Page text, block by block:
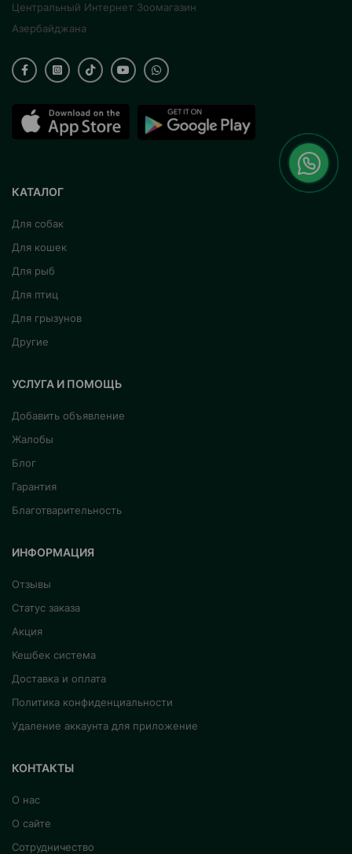
Центральный Интернет Зоомагазин
Азербайджана
КАТАЛОГ
Для собак
Для кошек
Для рыб
Для птиц
Для грызунов
Другие
УСЛУГА И ПОМОЩЬ
Добавить объявление
Жалобы
Блог
Гарантия
Благотварительность
ИНФОРМАЦИЯ
Отзывы
Статус заказа
Акция
Кешбек система
Доставка и оплата
Политика конфиденциальности
Удаление аккаунта для приложение
КОНТАКТЫ
О нас
О сайте
Сотрудничество